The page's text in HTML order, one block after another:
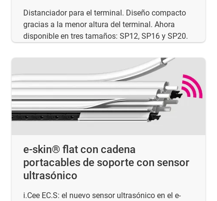
Distanciador para el terminal. Diseño compacto
gracias a la menor altura del terminal. Ahora
disponible en tres tamaños: SP12, SP16 y SP20.
e-skin® flat con cadena
portacables de soporte con sensor
ultrasónico
i.Cee EC.S: el nuevo sensor ultrasónico en el e-